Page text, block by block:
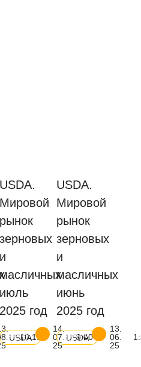
10:15
USDA.
Мировой
рынок
зерновых
и
масличных
июль
2025 год
USDA
14.
07.
25
9:00
Скачать
баланс
USDA.
Мировой
рынок
зерновых
и
масличных
июнь
2025 год
USDA
13.
06.
25
Скачать
баланс